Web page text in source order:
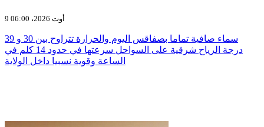
9 أوت 2026، 06:00
سماء صافية تماما بصفاقس اليوم والحرارة تتراوح بين 30 و 39
درجة الرياح شرقية على السواحل سرعتها في حدود 14 كلم في
الساعة وقوية نسبيا داخل الولاية